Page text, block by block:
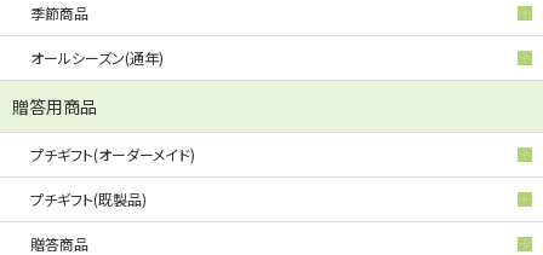
季節商品
オールシーズン(通年)
贈答用商品
プチギフト(オーダーメイド)
プチギフト(既製品)
贈答商品